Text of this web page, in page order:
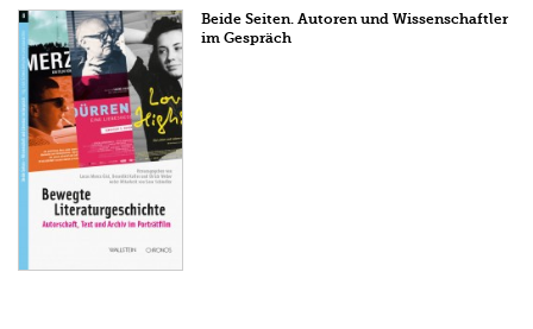
Beide Seiten. Autoren und Wissenschaftler
im Gespräch